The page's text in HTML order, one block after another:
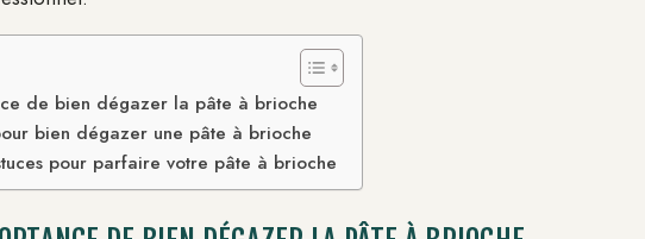
de bien dégazer la pâte à brioche
bien dégazer une pâte à brioche
pour parfaire votre pâte à brioche